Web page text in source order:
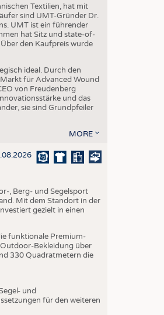
Textilien, hat mit
sind UMT-Gründer Dr.
UMT ist ein führender
hat Sitz und state-of-
den Kaufpreis wurde
ideal. Durch den
für Advanced Wound
von Freudenberg
und das
sie sind Grundpfeiler
MORE
, Berg- und Segelsport
Mit dem Standort in der
gezielt in einen
funktionale Premium-
Bekleidung über
330 Quadratmetern die
und
für den weiteren